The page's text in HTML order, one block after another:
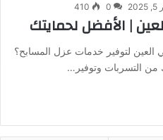
0
410
| الأفضل لحمايتك
لتوفير خدمات عزل المسابح؟
التسربات وتوفير…